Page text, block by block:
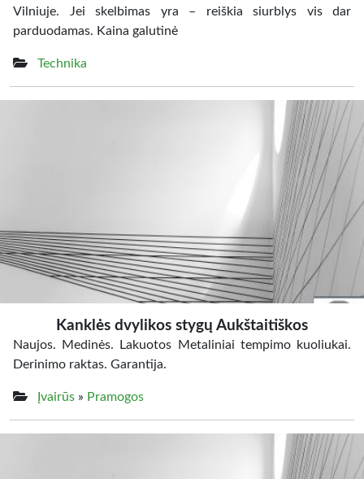
Vilniuje. Jei skelbimas yra – reiškia siurblys vis dar
parduodamas. Kaina galutinė
Technika
Kanklės dvylikos stygų Aukštaitiškos
Naujos. Medinės. Lakuotos Metaliniai tempimo kuoliukai.
Derinimo raktas. Garantija.
Įvairūs » Pramogos